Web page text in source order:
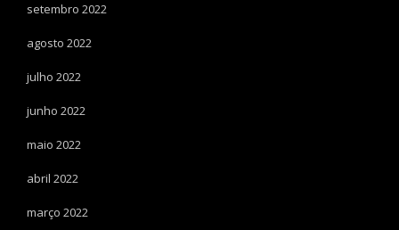
setembro 2022
agosto 2022
julho 2022
junho 2022
maio 2022
abril 2022
março 2022